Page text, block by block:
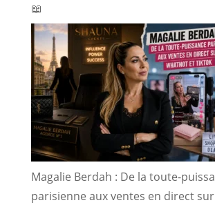
📖
Magalie Berdah : De la toute-
parisienne aux ventes en direct